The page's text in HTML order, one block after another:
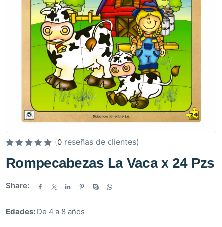
a
o
a
(0 reseñas de clientes)
Rompecabezas La Vaca x 24 Pzs
Share:
Edades: De 4 a 8 años